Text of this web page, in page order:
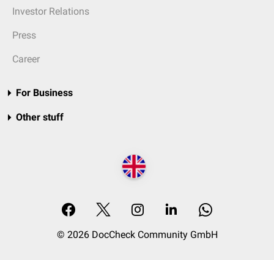
Investor Relations
Press
Career
For Business
Other stuff
© 2026 DocCheck Community GmbH